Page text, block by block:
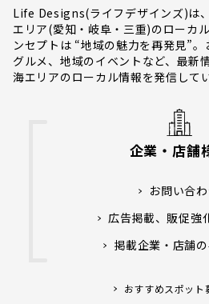
Life Designs(ライフデザインズ)は
エリア(愛知・岐阜・三重)のローカ
ンセプトは “地域の魅力を再発見”
グルメ、地域のイベントなど、最新
海エリアのローカル情報を発信して
企業・店舗
お問い合
広告掲載、販促強
掲載企業・店舗
おすすめスポット